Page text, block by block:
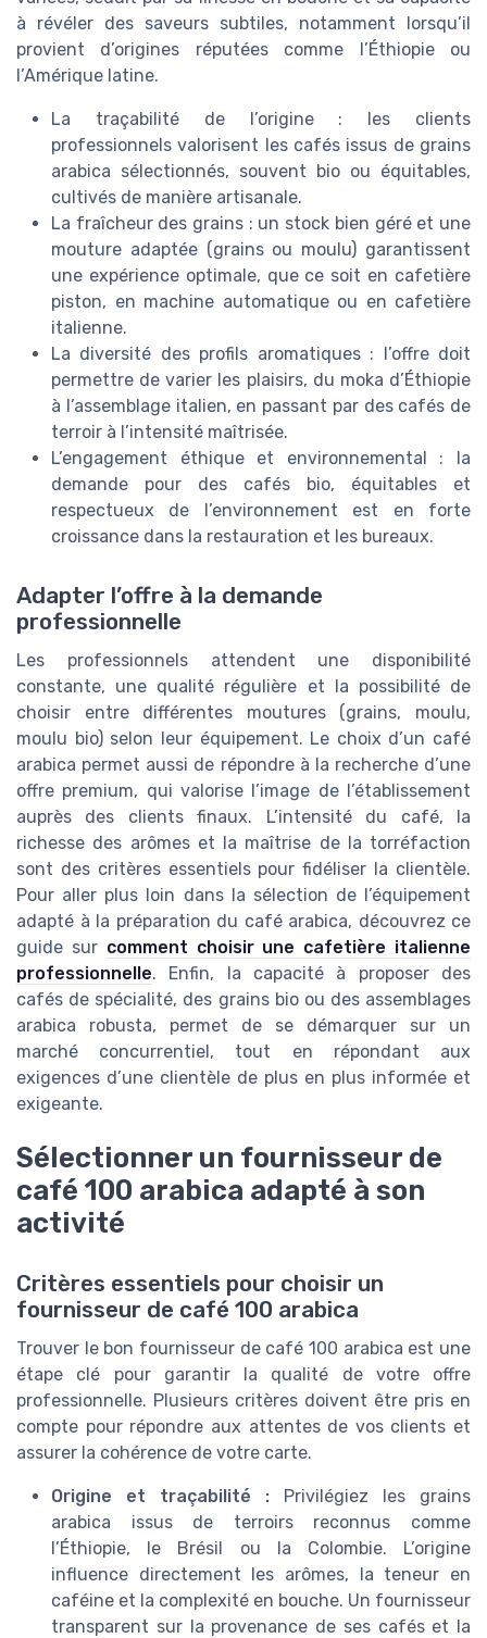
à révéler des saveurs subtiles, notamment lorsqu’il
provient d’origines réputées comme l’Éthiopie ou
l’Amérique latine.
La traçabilité de l’origine : les clients
professionnels valorisent les cafés issus de grains
arabica sélectionnés, souvent bio ou équitables,
cultivés de manière artisanale.
La fraîcheur des grains : un stock bien géré et une
mouture adaptée (grains ou moulu) garantissent
une expérience optimale, que ce soit en cafetière
piston, en machine automatique ou en cafetière
italienne.
La diversité des profils aromatiques : l’offre doit
permettre de varier les plaisirs, du moka d’Éthiopie
à l’assemblage italien, en passant par des cafés de
terroir à l’intensité maîtrisée.
L’engagement éthique et environnemental : la
demande pour des cafés bio, équitables et
respectueux de l’environnement est en forte
croissance dans la restauration et les bureaux.
Adapter l’offre à la demande
professionnelle
Les professionnels attendent une disponibilité
constante, une qualité régulière et la possibilité de
choisir entre différentes moutures (grains, moulu,
moulu bio) selon leur équipement. Le choix d’un café
arabica permet aussi de répondre à la recherche d’une
offre premium, qui valorise l’image de l’établissement
auprès des clients finaux. L’intensité du café, la
richesse des arômes et la maîtrise de la torréfaction
sont des critères essentiels pour fidéliser la clientèle.
Pour aller plus loin dans la sélection de l’équipement
adapté à la préparation du café arabica, découvrez ce
guide sur comment choisir une cafetière italienne
professionnelle. Enfin, la capacité à proposer des
cafés de spécialité, des grains bio ou des assemblages
arabica robusta, permet de se démarquer sur un
marché concurrentiel, tout en répondant aux
exigences d’une clientèle de plus en plus informée et
exigeante.
Sélectionner un fournisseur de
café 100 arabica adapté à son
activité
Critères essentiels pour choisir un
fournisseur de café 100 arabica
Trouver le bon fournisseur de café 100 arabica est une
étape clé pour garantir la qualité de votre offre
professionnelle. Plusieurs critères doivent être pris en
compte pour répondre aux attentes de vos clients et
assurer la cohérence de votre carte.
Origine et traçabilité : Privilégiez les grains
arabica issus de terroirs reconnus comme
l’Éthiopie, le Brésil ou la Colombie. L’origine
influence directement les arômes, la teneur en
caféine et la complexité en bouche. Un fournisseur
transparent sur la provenance de ses cafés et la